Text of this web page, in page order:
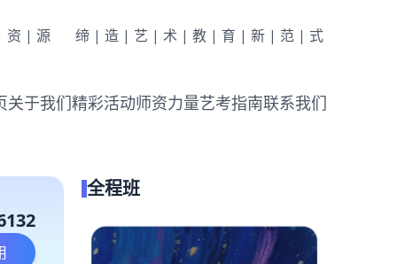
|源 缔|造|艺|术|教|育|新|范|式
关于我们精彩活动师资力量艺考指南联系我们
全程班